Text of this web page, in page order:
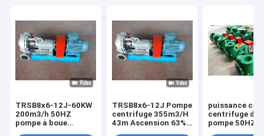
TRSB8x6-12J-60KW
200m3/h 50HZ
pompe à boue
TRSB8x6-12J Pompe
centrifuge 355m3/H
43m Ascension 63%
puissance
centrifuge de
pompe 50HZ